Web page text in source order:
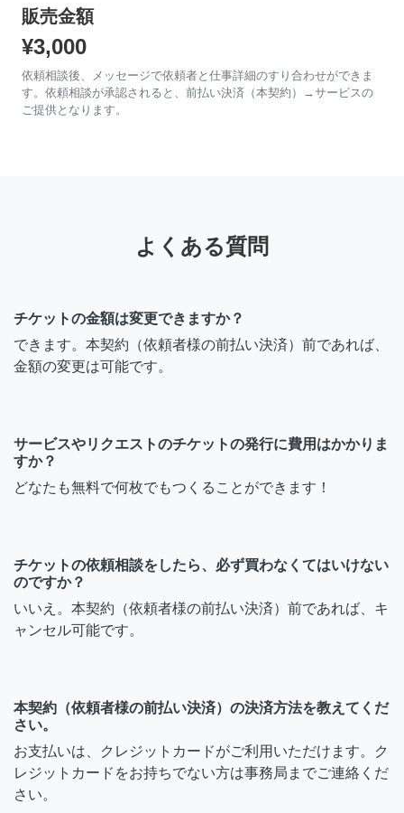
販売金額
¥3,000
依頼相談後、メッセージで依頼者と仕事詳細のすり合わせができま
す。依頼相談が承認されると、前払い決済（本契約）→サービスの
ご提供となります。
よくある質問
チケットの金額は変更できますか？
できます。本契約（依頼者様の前払い決済）前であれば、
金額の変更は可能です。
サービスやリクエストのチケットの発行に費用はかかりま
すか？
どなたも無料で何枚でもつくることができます！
チケットの依頼相談をしたら、必ず買わなくてはいけない
のですか？
いいえ。本契約（依頼者様の前払い決済）前であれば、キ
ャンセル可能です。
本契約（依頼者様の前払い決済）の決済方法を教えてくだ
さい。
お支払いは、クレジットカードがご利用いただけます。ク
レジットカードをお持ちでない方は事務局までご連絡くだ
さい。